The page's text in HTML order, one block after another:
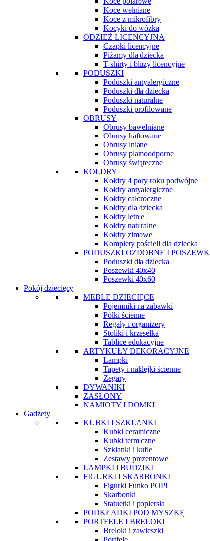
Koce wełniane
Koce z mikrofibry
Kocyki do wózka
ODZIEŻ LICENCYJNA
Czapki licencyjne
Piżamy dla dziecka
T-shirty i bluzy licencyjne
PODUSZKI
Poduszki antyalergiczne
Poduszki dla dziecka
Poduszki naturalne
Poduszki profilowane
OBRUSY
Obrusy bawełniane
Obrusy haftowane
Obrusy lniane
Obrusy plamoodporne
Obrusy świąteczne
KOŁDRY
Kołdry 4 pory roku podwójne
Kołdry antyalergiczne
Kołdry całoroczne
Kołdry dla dziecka
Kołdry letnie
Kołdry naturalne
Kołdry zimowe
Komplety pościeli dla dziecka
PODUSZKI OZDOBNE I
Poduszki dla dziecka
Poszewki 40x40
Poszewki 40x60
Pokój dziecięcy
MEBLE DZIECIĘCE
Pojemniki na zabawki
Półki ścienne
Regały i organizery
Stoliki i krzesełka
Tablice edukacyjne
ARTYKUŁY DEKORACYJNE
Lampki
Tapety i naklejki ścienne
Zegary
DYWANIKI
ZASŁONY
NAMIOTY I DOMKI
Gadżety
KUBKI I SZKLANKI
Kubki ceramiczne
Kubki termiczne
Szklanki i kufle
Zestawy prezentowe
LAMPKI i BUDZIKI
FIGURKI I SKARBONKI
Figurki Funko POP!
Skarbonki
Statuetki i popiersia
PODKŁADKI POD MYSZKĘ
PORTFELE I BRELOKI
Breloki i zawieszki